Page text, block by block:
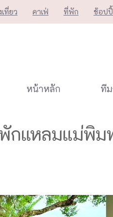
ที่ยว คาเฟ่ ที่พัก ช้อป
หน้าหลัก ที
กแหลมแม่พิ